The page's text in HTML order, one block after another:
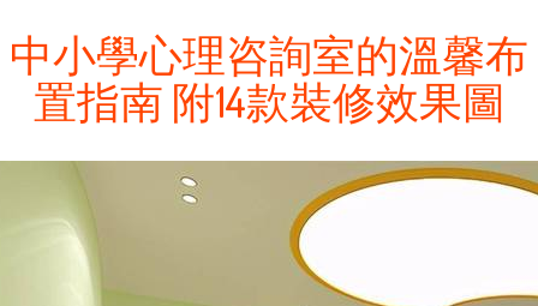
中小學心理咨詢室的溫馨布
置指南 附14款裝修效果圖